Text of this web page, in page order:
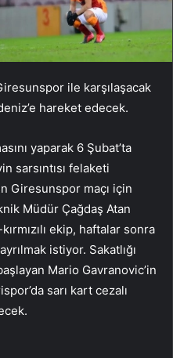
ile karşılaşacak
hareket edecek.
yaparak 6 Şubat’ta
sarsıntısı felaketi
Giresunspor maçı için
Müdür Çağdaş Atan
ekip, haftalar sonra
istiyor. Sakatlığı
Mario Gavranovic’in
sarı kart cezalı